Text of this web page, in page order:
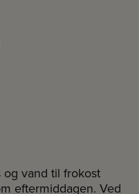
vand til frokost
eftermiddagen. Ved